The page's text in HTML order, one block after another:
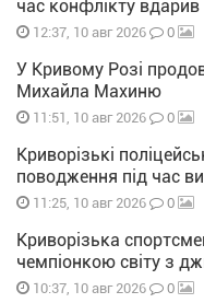
час конфлікту
12:37, 10 авг 2026 0
У Кривому Розі
Михайла Махиню
11:51, 10 авг 2026 0
Криворізькі
поводження під час
11:25, 10 авг 2026 0
Криворізька
чемпіонкою світу з
10:37, 10 авг 2026 0